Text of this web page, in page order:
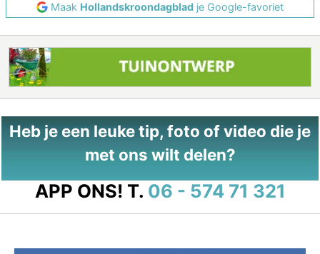
Maak Hollandskroondagblad je Google-favoriet
Heb je een leuke tip, foto of video die je
met ons wilt delen?
APP ONS! T. 06 - 574 71 321